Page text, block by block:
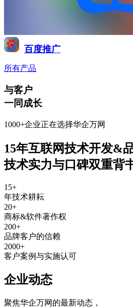
百度推广
所有产品
与客户
一同成长
1000+企业正在选择华企万网
15年互联网技术开发&
技术实力与口碑双重背
15+
年技术耕耘
20+
商标&软件著作权
200+
品牌客户的信赖
2000+
客户案例与实施认可
企业动态
聚焦华企万网的最新动态 ，